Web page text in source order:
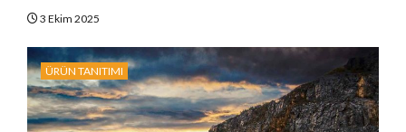
3 Ekim 2025
ÜRÜN TANITIMI